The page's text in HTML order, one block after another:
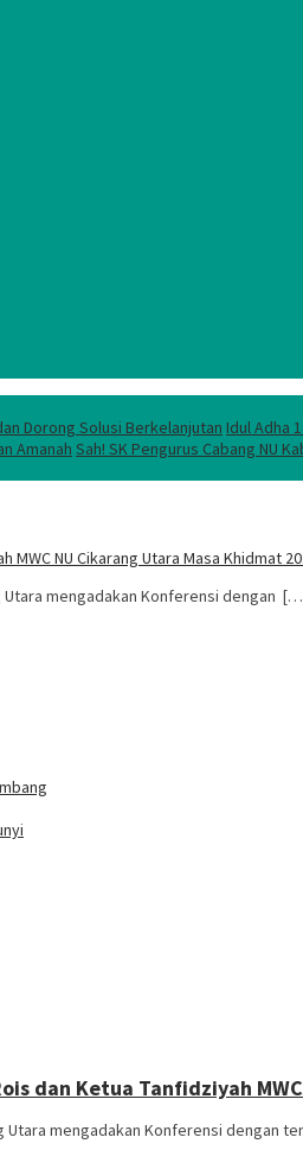
Dorong Solusi Berkelanjutan Idul Adha
Amanah Sah! SK Pengurus Cabang NU
NU Cikarang Utara Masa Khidmat
Utara mengadakan Konferensi dengan
dan Ketua Tanfidziyah
Utara mengadakan Konferensi dengan